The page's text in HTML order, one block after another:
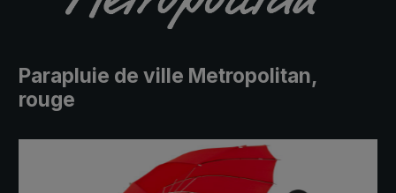
Parapluie de ville Metropolitan,
rouge